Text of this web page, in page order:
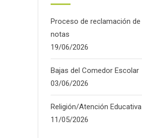
Proceso de reclamación de
notas
19/06/2026
Bajas del Comedor Escolar
03/06/2026
Religión/Atención Educativa
11/05/2026